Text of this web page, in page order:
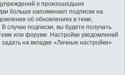
о произошедших
больше напоминают подписки на
об обновлениях в теме,
случае подписки, вы будете получать
или форуме. Настройки уведомлений
на вкладке «Личные настройки»